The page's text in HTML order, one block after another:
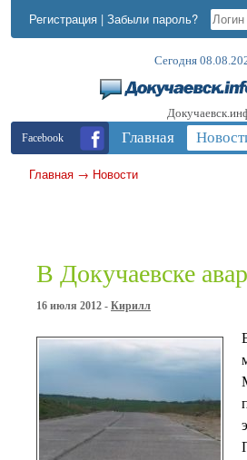
Регистрация | Забыли пароль?
Сегодня
Facebook Главная
Главная → Новости
В Докучаевске
16 июля 2012 - Кирилл